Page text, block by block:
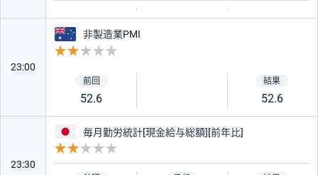
23:00
オーストラリア
非製造業PMI
52.6 52.6
23:30
日本
毎月勤労統計[現金給与総額][前年比]